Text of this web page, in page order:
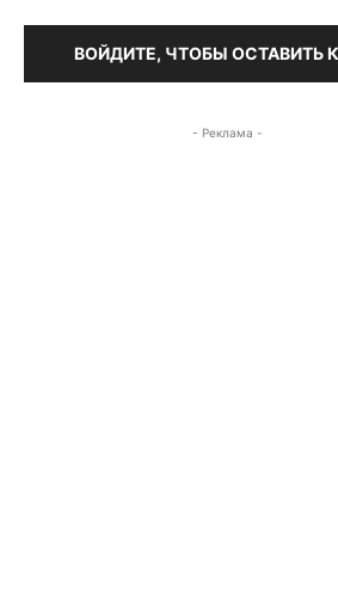
ВОЙДИТЕ, ЧТОБЫ ОСТАВИТЬ
- Реклама -